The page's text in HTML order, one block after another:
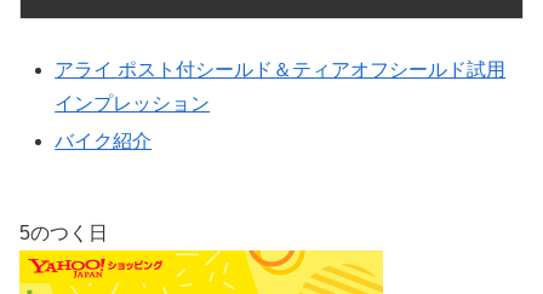
アライ ポスト付シールド＆ティアオフシールド試用
インプレッション
バイク紹介
5のつく日